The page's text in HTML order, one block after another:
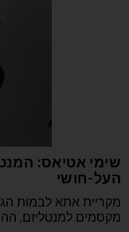
שימי אטיאס:
העל-חושי
מקריית אתא לבמות
מקסמים למנטליזם,